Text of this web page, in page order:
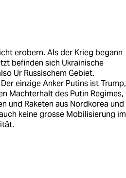
erobern. Als der Krieg begann
befinden sich Ukrainische
Ur Russischem Gebiet.
einzige Anker Putins ist Trump,
Machterhalt des Putin Regimes,
und Raketen aus Nordkorea und
keine grosse Mobilisierung im